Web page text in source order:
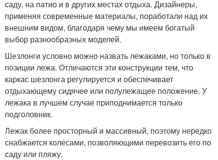
саду, на патио и в других местах отдыха. Дизайнеры,
применяя современные материалы, поработали над их
внешним видом, благодаря чему мы имеем богатый
выбор разнообразных моделей.
Шезлонги условно можно назвать лежаками, но только в
позиции лежа. Отличаются эти конструкции тем, что
каркас шезлонга регулируется и обеспечивает
отдыхающему сидячее или полулежащее положение. У
лежака в лучшем случае приподнимается только
подголовник.
Лежак более просторный и массивный, поэтому нередко
снабжается колесами, позволяющими перевозить его по
саду или пляжу.